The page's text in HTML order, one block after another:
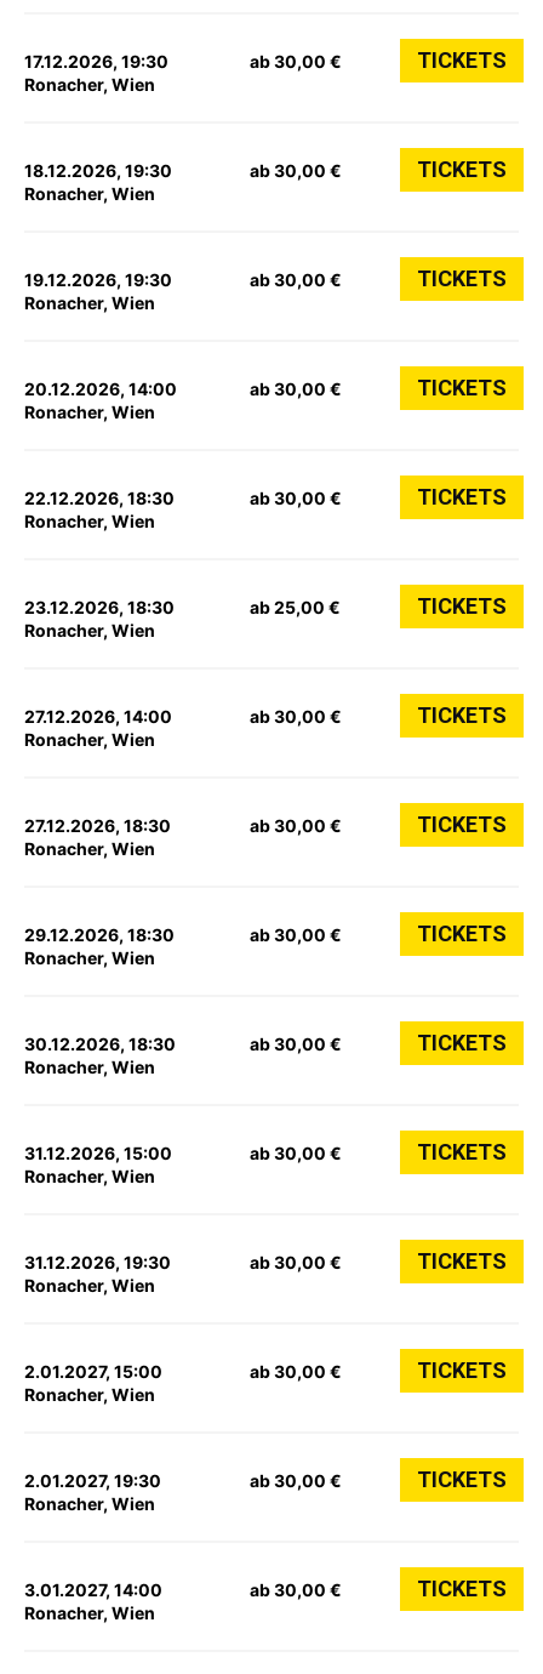
17.12.2026, 19:30
Ronacher, Wien
ab 30,00 € TICKETS
18.12.2026, 19:30
Ronacher, Wien
ab 30,00 € TICKETS
19.12.2026, 19:30
Ronacher, Wien
ab 30,00 € TICKETS
20.12.2026, 14:00
Ronacher, Wien
ab 30,00 € TICKETS
22.12.2026, 18:30
Ronacher, Wien
ab 30,00 € TICKETS
23.12.2026, 18:30
Ronacher, Wien
ab 25,00 € TICKETS
27.12.2026, 14:00
Ronacher, Wien
ab 30,00 € TICKETS
27.12.2026, 18:30
Ronacher, Wien
ab 30,00 € TICKETS
29.12.2026, 18:30
Ronacher, Wien
ab 30,00 € TICKETS
30.12.2026, 18:30
Ronacher, Wien
ab 30,00 € TICKETS
31.12.2026, 15:00
Ronacher, Wien
ab 30,00 € TICKETS
31.12.2026, 19:30
Ronacher, Wien
ab 30,00 € TICKETS
2.01.2027, 15:00
Ronacher, Wien
ab 30,00 € TICKETS
2.01.2027, 19:30
Ronacher, Wien
ab 30,00 € TICKETS
3.01.2027, 14:00
Ronacher, Wien
ab 30,00 € TICKETS